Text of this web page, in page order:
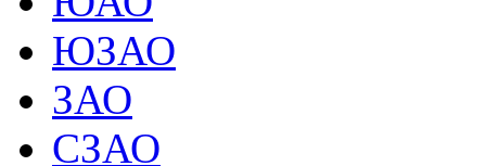
ЮЗАО
ЗАО
СЗАО